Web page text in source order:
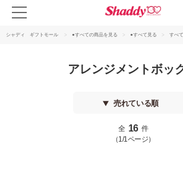
シャディ ギフトモール ●すべての商品を見る ●すべて見る すべ
アレンジメントボッ
売れている順
全 16 件
（1/1ページ）